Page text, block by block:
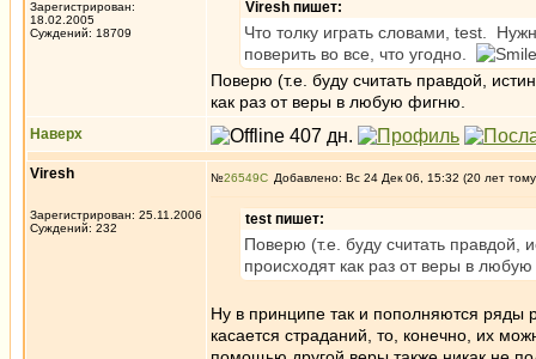
Зарегистрирован:
18.02.2005
Суждений: 18709
Viresh пишет:
Что толку играть словами, test.
поверить во все, что угодно.
Поверю (т.е. буду считать правдой,
как раз от веры в любую фигню.
Наверх
Viresh
Зарегистрирован: 25.11.2006
Суждений: 232
№26549 Добавлено: Вс 24 Дек 06, 15:32 (20 лет
test пишет:
Поверю (т.е. буду считать
происходят как раз от веры в
Ну в принципе так и пополняются ряды
касается страданий, то, конечно, их